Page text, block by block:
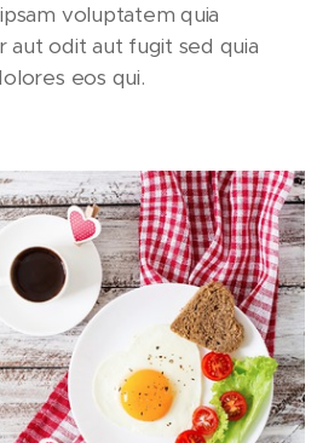
voluptatem quia
aut odit aut fugit sed quia
eos qui.